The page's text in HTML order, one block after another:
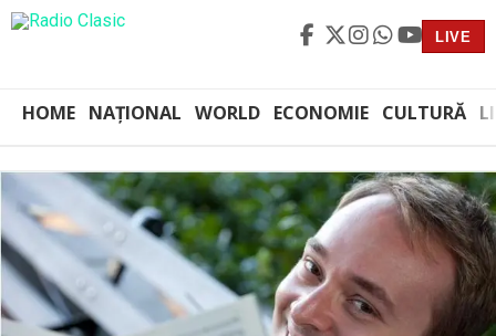
LIVE
HOME NAȚIONAL WORLD ECONOMIE CULTURĂ